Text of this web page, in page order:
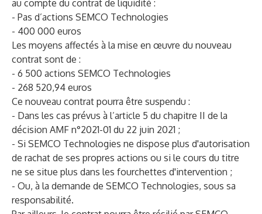
au compte du contrat de liquidité :
- Pas d’actions SEMCO Technologies
- 400 000 euros
Les moyens affectés à la mise en œuvre du nouveau
contrat sont de :
- 6 500 actions SEMCO Technologies
- 268 520,94 euros
Ce nouveau contrat pourra être suspendu :
- Dans les cas prévus à l’article 5 du chapitre II de la
décision AMF n°2021-01 du 22 juin 2021 ;
- Si SEMCO Technologies ne dispose plus d'autorisation
de rachat de ses propres actions ou si le cours du titre
ne se situe plus dans les fourchettes d'intervention ;
- Ou, à la demande de SEMCO Technologies, sous sa
responsabilité.